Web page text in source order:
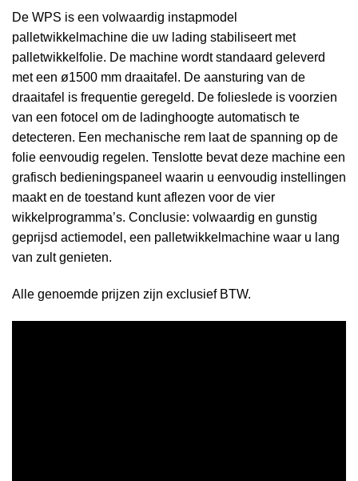
De WPS is een volwaardig instapmodel
palletwikkelmachine die uw lading stabiliseert met
palletwikkelfolie. De machine wordt standaard geleverd
met een ø1500 mm draaitafel. De aansturing van de
draaitafel is frequentie geregeld. De folieslede is voorzien
van een fotocel om de ladinghoogte automatisch te
detecteren. Een mechanische rem laat de spanning op de
folie eenvoudig regelen. Tenslotte bevat deze machine een
grafisch bedieningspaneel waarin u eenvoudig instellingen
maakt en de toestand kunt aflezen voor de vier
wikkelprogramma’s. Conclusie: volwaardig en gunstig
geprijsd actiemodel, een palletwikkelmachine waar u lang
van zult genieten.
Alle genoemde prijzen zijn exclusief BTW.